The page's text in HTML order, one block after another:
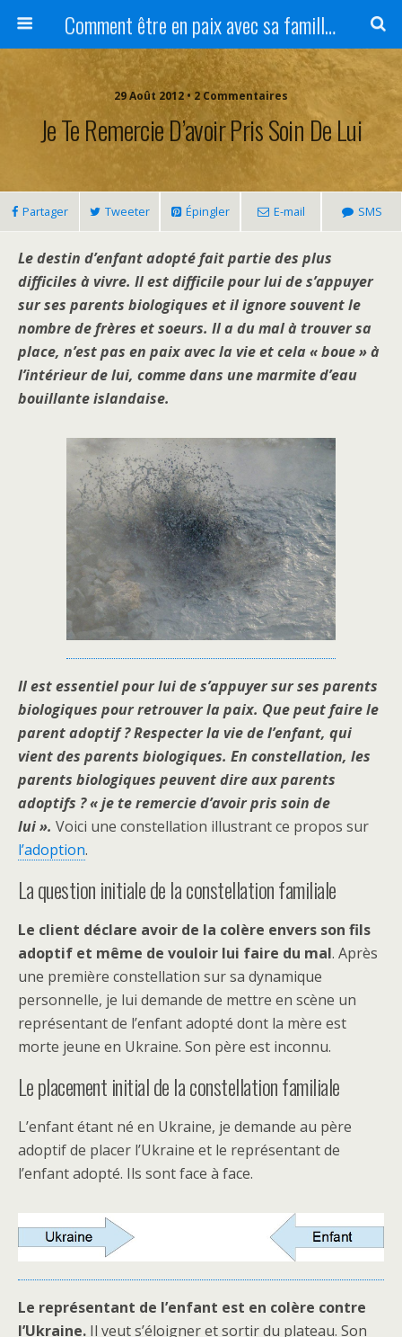
Comment être en paix avec sa famille ?
29 Août 2012 • 2 Commentaires
Je Te Remercie D’avoir Pris Soin De Lui
Partager Tweeter Épingler E-mail SMS
Le destin d’enfant adopté fait partie des plus
difficiles à vivre. Il est difficile pour lui de s’appuyer
sur ses parents biologiques et il ignore souvent le
nombre de frères et soeurs. Il a du mal à trouver sa
place, n’est pas en paix avec la vie et cela « boue » à
l’intérieur de lui, comme dans une marmite d’eau
bouillante islandaise.
Il est essentiel pour lui de s’appuyer sur ses parents
biologiques pour retrouver la paix. Que peut faire le
parent adoptif ? Respecter la vie de l’enfant, qui
vient des parents biologiques. En constellation, les
parents biologiques peuvent dire aux parents
adoptifs ? « je te remercie d’avoir pris soin de
lui ». Voici une constellation illustrant ce propos sur
l’adoption.
La question initiale de la constellation familiale
Le client déclare avoir de la colère envers son fils
adoptif et même de vouloir lui faire du mal. Après
une première constellation sur sa dynamique
personnelle, je lui demande de mettre en scène un
représentant de l’enfant adopté dont la mère est
morte jeune en Ukraine. Son père est inconnu.
Le placement initial de la constellation familiale
L’enfant étant né en Ukraine, je demande au père
adoptif de placer l’Ukraine et le représentant de
l’enfant adopté. Ils sont face à face.
Le représentant de l’enfant est en colère contre
l’Ukraine. Il veut s’éloigner et sortir du plateau. Son